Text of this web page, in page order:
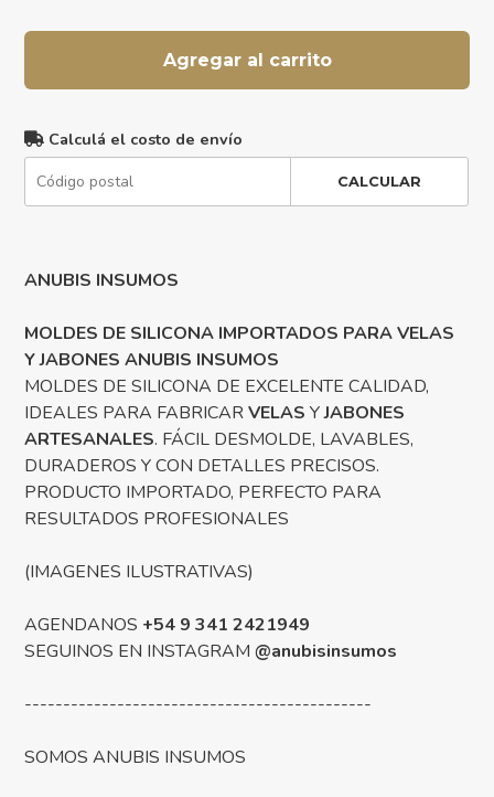
Agregar al carrito
Calculá el costo de envío
CALCULAR
ANUBIS INSUMOS
MOLDES DE SILICONA IMPORTADOS PARA VELAS
Y JABONES ANUBIS INSUMOS
MOLDES DE SILICONA DE EXCELENTE CALIDAD,
IDEALES PARA FABRICARVELAS YJABONES
ARTESANALES. FÁCIL DESMOLDE, LAVABLES,
DURADEROS Y CON DETALLES PRECISOS.
PRODUCTO IMPORTADO, PERFECTO PARA
RESULTADOS PROFESIONALES
(IMAGENES ILUSTRATIVAS)
AGENDANOS +54 9 341 2421949
SEGUINOS EN INSTAGRAM@anubisinsumos
---------------------------------------------
SOMOS ANUBIS INSUMOS